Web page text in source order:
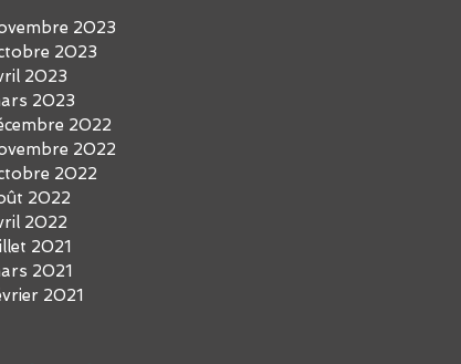
2023
2023
2023
2023
2022
2022
2022
2022
2022
2021
2021
2021